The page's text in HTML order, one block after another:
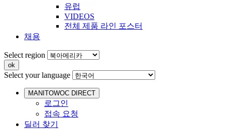
유럽
VIDEOS
전체 제품 라인 포스터
채용
Select region
Select your language
MANITOWOC DIRECT
로그인
접속 요청
딜러 찾기